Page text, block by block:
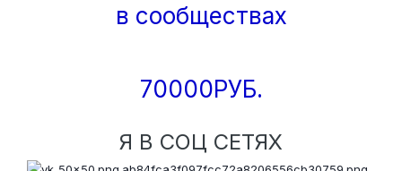
в сообществах
70000РУБ.
Я В СОЦ СЕТЯХ